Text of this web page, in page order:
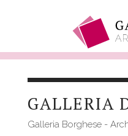
contenutoGALLERIA
Galleria Borghese -